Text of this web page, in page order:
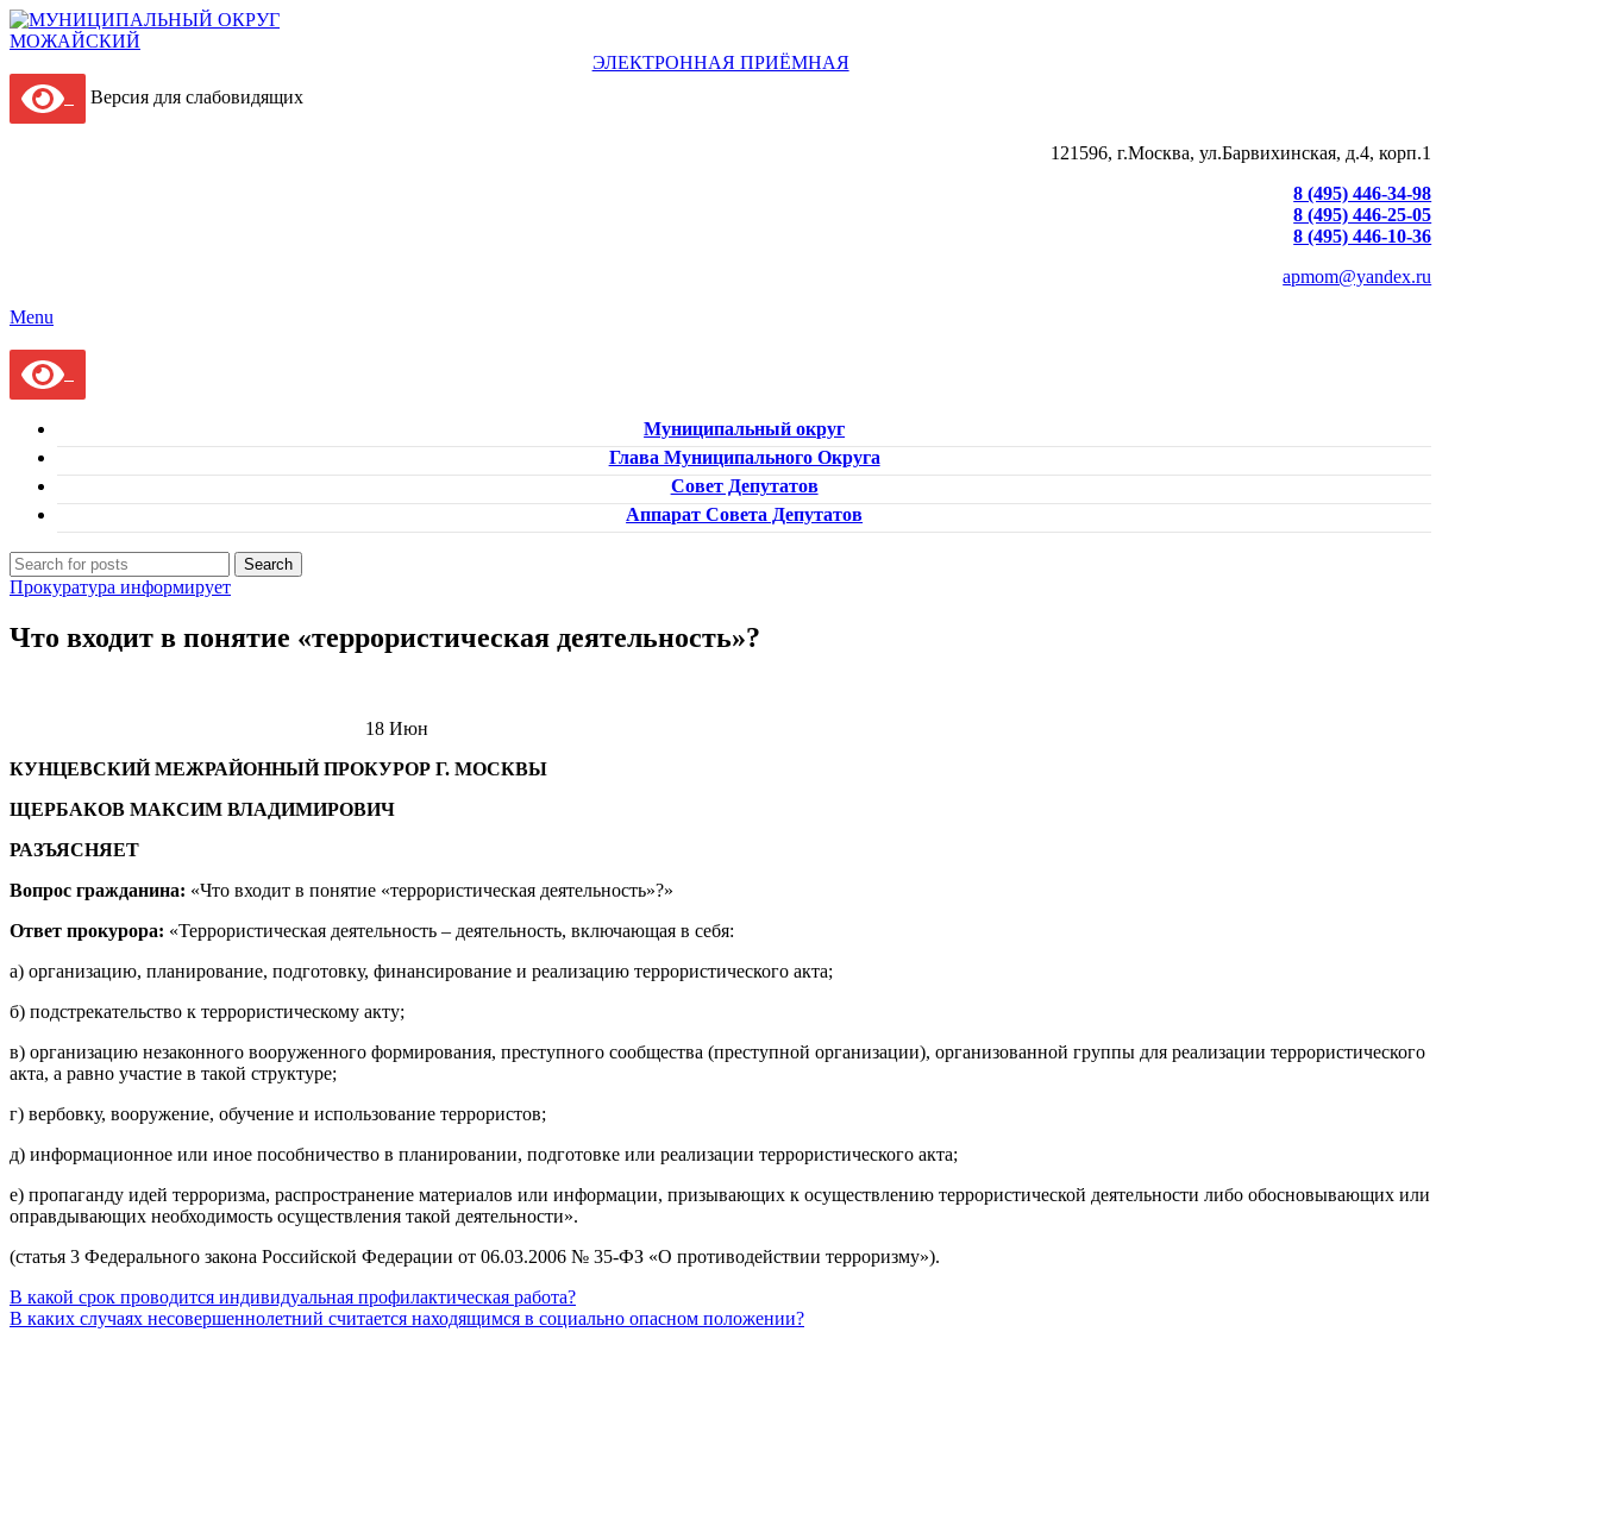
ЭЛЕКТРОННАЯ ПРИЁМНАЯ
Версия для слабовидящих
121596, г.Москва, ул.Барвихинская, д.4, корп.1
8 (495) 446-34-98
8 (495) 446-25-05
8 (495) 446-10-36
apmom@yandex.ru
Menu
Муниципальный округ
Глава Муниципального Округа
Совет Депутатов
Аппарат Совета Депутатов
Search
Прокуратура информирует
Что входит в понятие «террористическая деятельность»?
18 Июн
КУНЦЕВСКИЙ МЕЖРАЙОННЫЙ ПРОКУРОР Г. МОСКВЫ
ЩЕРБАКОВ МАКСИМ ВЛАДИМИРОВИЧ
РАЗЪЯСНЯЕТ
Вопрос гражданина: «Что входит в понятие «террористическая деятельность»?»
Ответ прокурора: «Террористическая деятельность – деятельность, включающая в себя:
а) организацию, планирование, подготовку, финансирование и реализацию террористического акта;
б) подстрекательство к террористическому акту;
в) организацию незаконного вооруженного формирования, преступного сообщества (преступной организации), организованной группы для реализации террористического
акта, а равно участие в такой структуре;
г) вербовку, вооружение, обучение и использование террористов;
д) информационное или иное пособничество в планировании, подготовке или реализации террористического акта;
е) пропаганду идей терроризма, распространение материалов или информации, призывающих к осуществлению террористической деятельности либо обосновывающих или
оправдывающих необходимость осуществления такой деятельности».
(статья 3 Федерального закона Российской Федерации от 06.03.2006 № 35-ФЗ «О противодействии терроризму»).
В какой срок проводится индивидуальная профилактическая работа?
В каких случаях несовершеннолетний считается находящимся в социально опасном положении?